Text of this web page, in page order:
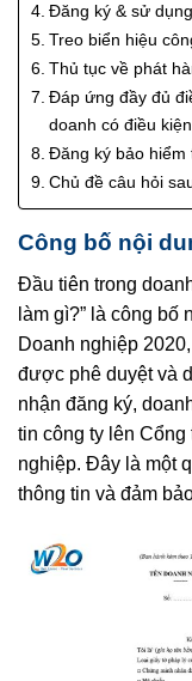
Đăng ký & sử
Treo biển hiệu
Thủ tục về phát
Đáp ứng đầy đủ
doanh có điều kiện
Đăng ký bảo hiểm
Chủ đề câu hỏi
Công bố nội
Đầu tiên trong
làm gì?” là công bố
Doanh nghiệp
được phê duyệt và
nhận đăng ký,
tin công ty lên
nghiệp. Đây là một
thông tin và đảm